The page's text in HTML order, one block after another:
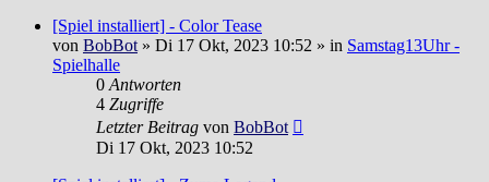
[Spiel installiert] - Color Tease
von BobBot» Di 17 Okt, 2023 10:52 » in Samstag13Uhr -
Spielhalle
0Antworten
4 Zugriffe
Letzter Beitrag von BobBot
Di 17 Okt, 2023 10:52